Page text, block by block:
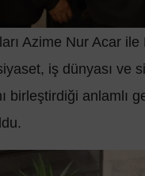
Azime Nur Acar ile
iş dünyası ve
birleştirdiği anlamlı